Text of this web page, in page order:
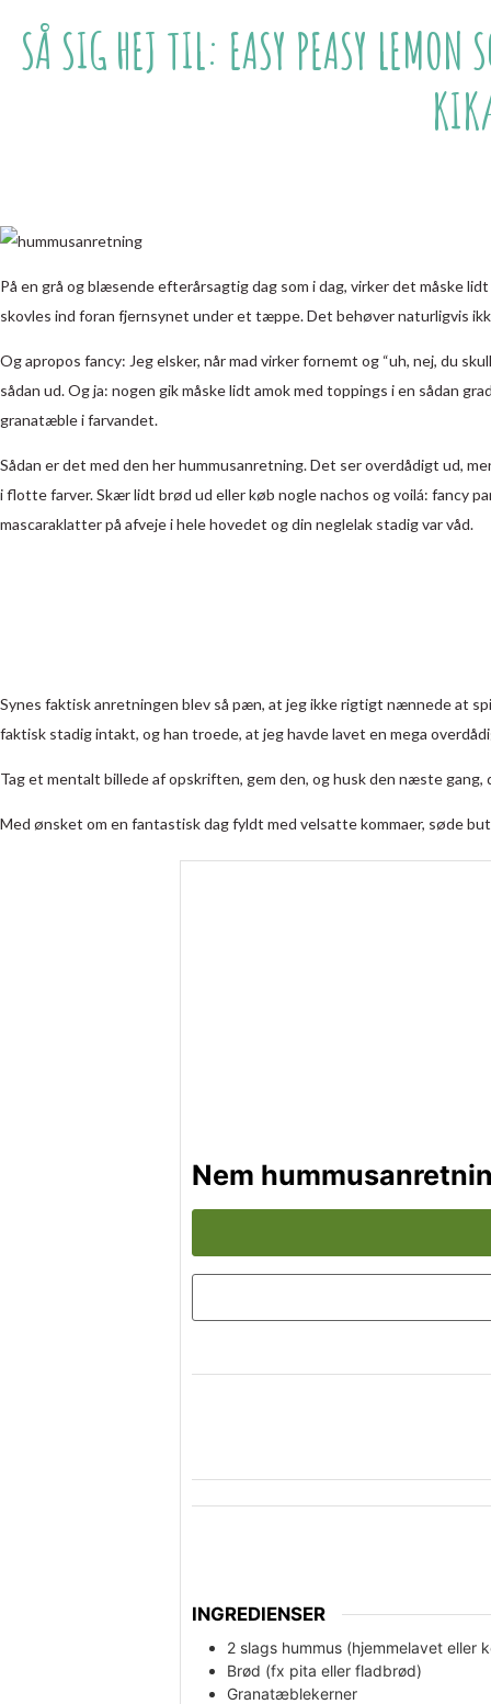
SÅ SIG HEJ TIL: EASY PEASY LEMON
På en grå og blæsende efterårsagtig dag som i dag, virker det måske
skovles ind foran fjernsynet under et tæppe. Det behøver naturligvis
Og apropos fancy: Jeg elsker, når mad virker fornemt og “uh, nej, du
sådan ud. Og ja: nogen gik måske lidt amok med toppings i en sådan
granatæble i farvandet.
Sådan er det med den her hummusanretning. Det ser overdådigt ud,
i flotte farver. Skær lidt brød ud eller køb nogle nachos og voilá: fancy
mascaraklatter på afveje i hele hovedet og din neglelak stadig var våd.
Synes faktisk anretningen blev så pæn, at jeg ikke rigtigt nænnede at
faktisk stadig intakt, og han troede, at jeg havde lavet en mega
Tag et mentalt billede af opskriften, gem den, og husk den næste
Med ønsket om en fantastisk dag fyldt med velsatte kommaer, søde
Nem
INGREDIENSER
2 slags hummus (hjemmelavet eller
Brød (fx pita eller fladbrød)
Granatæblekerner